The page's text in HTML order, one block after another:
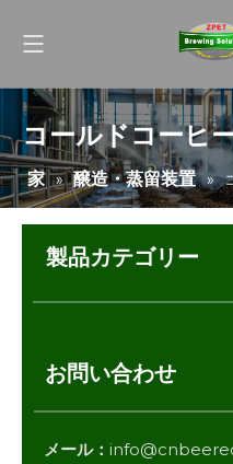
コールドコーヒ
家 » 醸造・蒸留装置 »
製品カテゴリー
お問い合わせ
メール：